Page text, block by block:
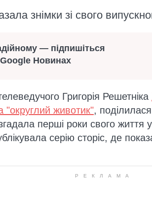
знімки зі свого
— підпишіться
Новинах
Григорія Решетніка
"округлий животик",
перші роки свого життя
серію сторіс, де